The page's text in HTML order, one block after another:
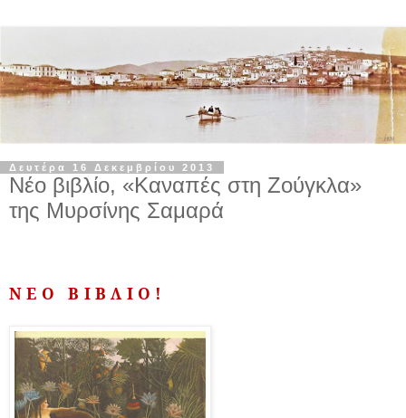
Δευτέρα 16 Δεκεμβρίου 2013
Νέο βιβλίο, «Καναπές στη Ζούγκλα»
της Μυρσίνης Σαμαρά
ΝΕΟ ΒΙΒΛΙΟ!